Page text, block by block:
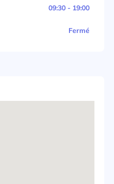
09:30 - 19:00
Fermé